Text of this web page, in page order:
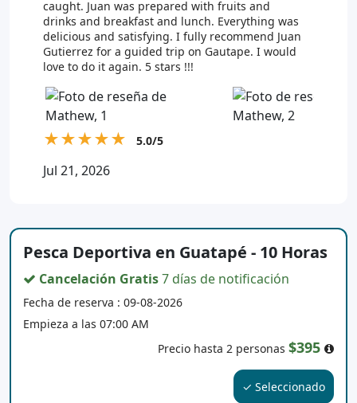
caught. Juan was prepared with fruits and
drinks and breakfast and lunch. Everything was
delicious and satisfying. I fully recommend Juan
Gutierrez for a guided trip on Gautape. I would
love to do it again. 5 stars !!!
★★★★★ 5.0/5
Jul 21, 2026
Pesca Deportiva en Guatapé - 10 Horas
Cancelación Gratis7 días de notificación
Fecha de reserva : 09-08-2026
Empieza a las 07:00 AM
Precio hasta 2 personas $395
✓ Seleccionado